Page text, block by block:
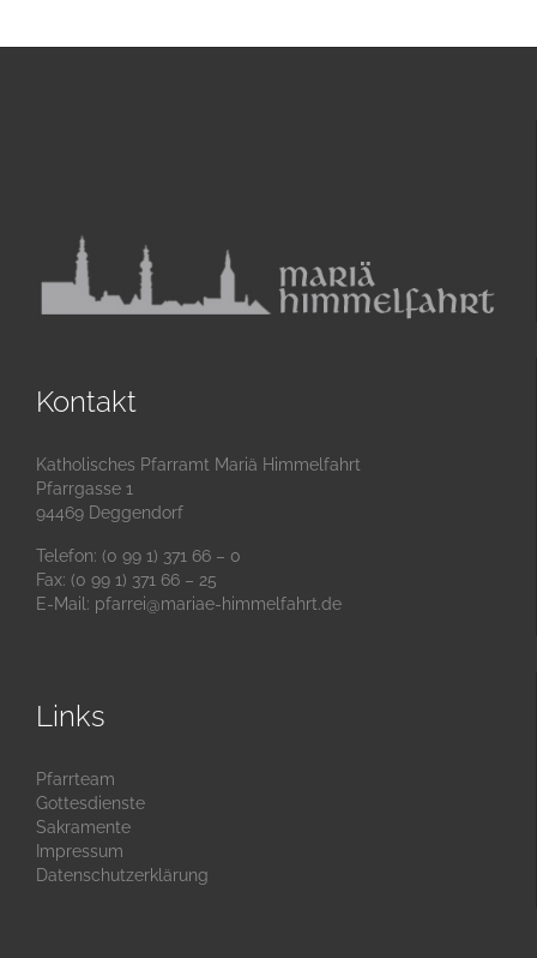
Kontakt
Katholisches Pfarramt Mariä Himmelfahrt
Pfarrgasse 1
94469 Deggendorf
Telefon: (0 99 1) 371 66 – 0
Fax: (0 99 1) 371 66 – 25
E-Mail: pfarrei@mariae-himmelfahrt.de
Links
Pfarrteam
Gottesdienste
Sakramente
Impressum
Datenschutzerklärung